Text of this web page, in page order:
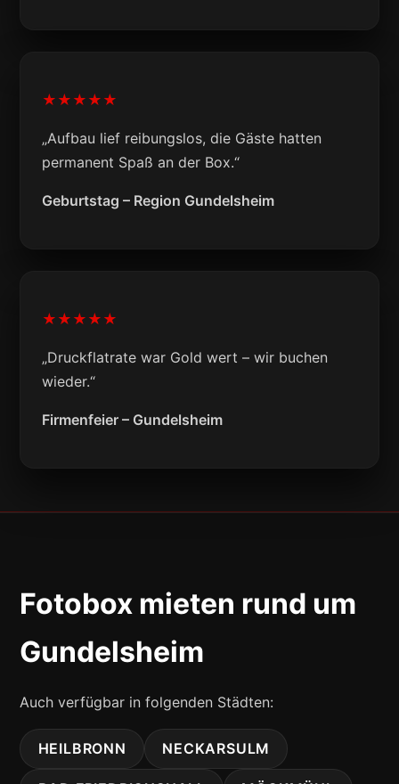
★★★★★
„Aufbau lief reibungslos, die Gäste hatten
permanent Spaß an der Box.“
Geburtstag – Region Gundelsheim
★★★★★
„Druckflatrate war Gold wert – wir buchen
wieder.“
Firmenfeier – Gundelsheim
Fotobox mieten rund um
Gundelsheim
Auch verfügbar in folgenden Städten:
HEILBRONN NECKARSULM